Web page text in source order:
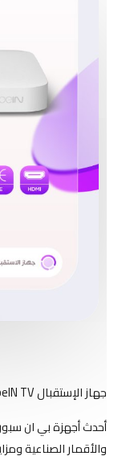
جهاز الإستقبال beIN TV
والأقمار الصناعية